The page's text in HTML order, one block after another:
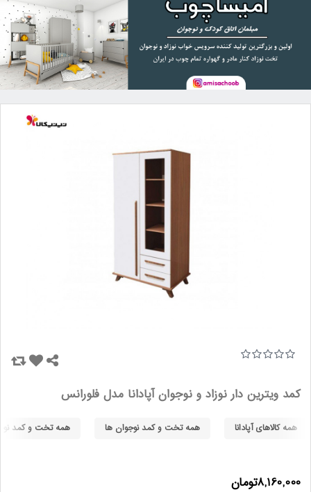
کمد ویترین دار نوزاد و نوجوان آپادانا مدل فلورانس
همه کالاهای آپادانا همه تخت و کمد نوجوان ها همه تخت و کمد
8,160,000تومان